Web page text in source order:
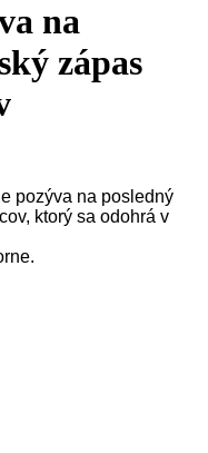
na
zápas
pozýva na posledný
ktorý sa odohrá v